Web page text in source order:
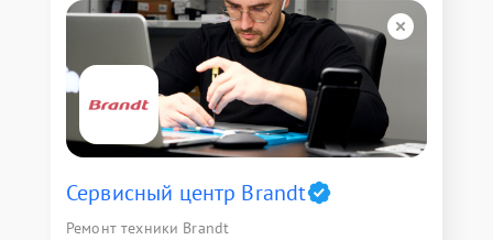
Сервисный центр Brandt
Ремонт техники Brandt